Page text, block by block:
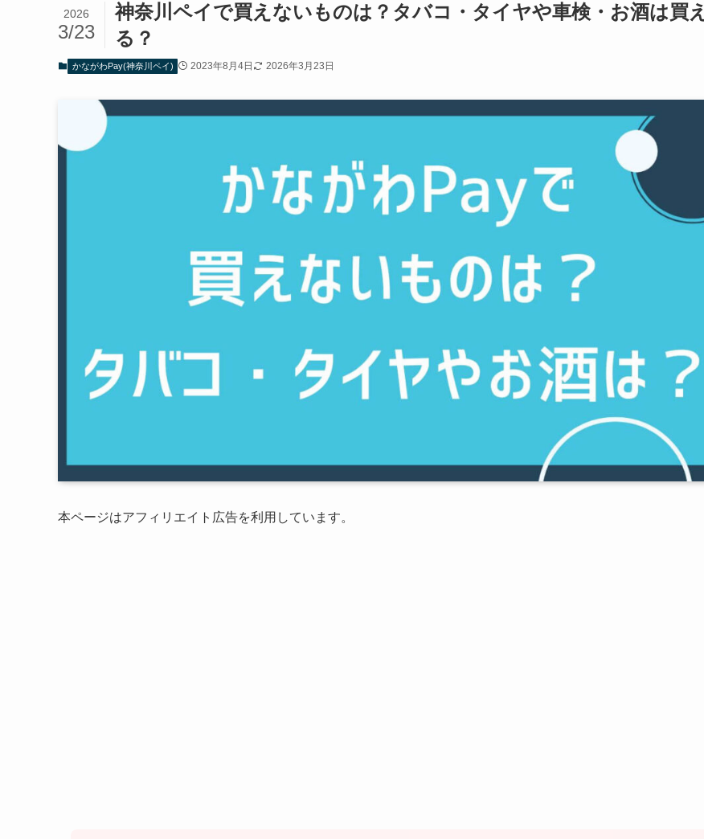
神奈川ペイで買えないものは？タバコ・タイヤや車検・お酒は買え
る？
2026
3/23
かながわPay(神奈川ペイ) 2023年8月4日 2026年3月23日
本ページはアフィリエイト広告を利用しています。